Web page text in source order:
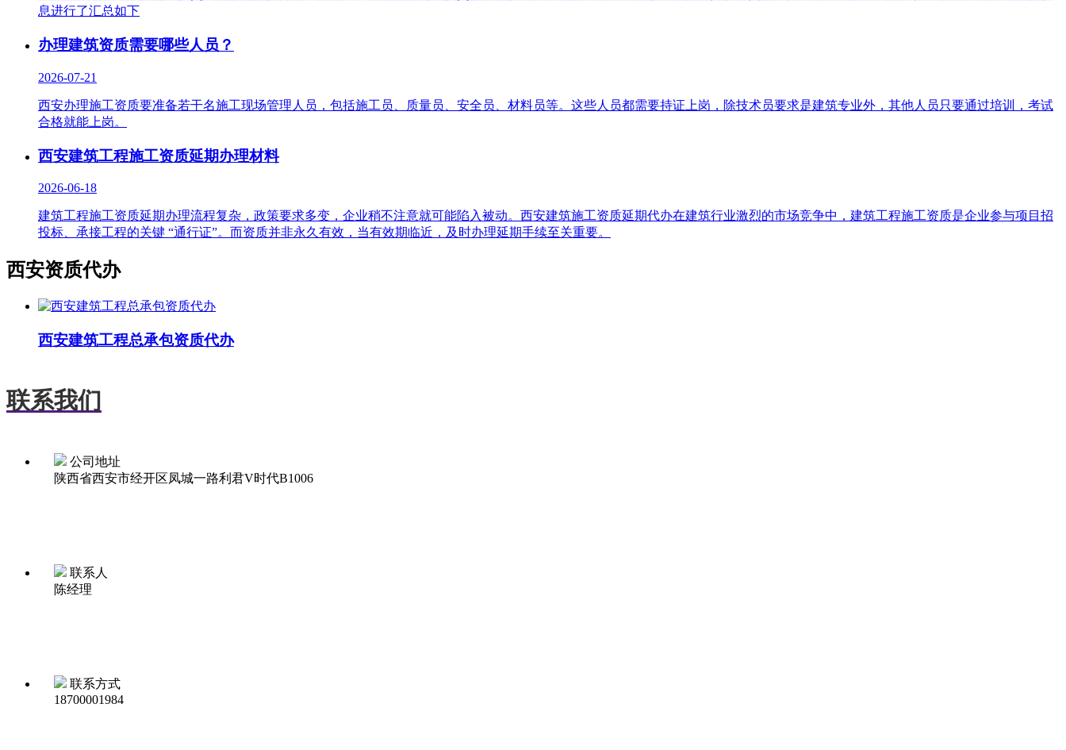
息进行了汇总如下
办理建筑资质需要哪些人员？
2026-07-21
西安办理施工资质要准备若干名施工现场管理人员，包括施工员、质量员、安全员、材料员等。这些人员都需要持证上岗，除技术员要求是建筑专业外，其他人员只要通过培训，考试
合格就能上岗。
西安建筑工程施工资质延期办理材料
2026-06-18
建筑工程施工资质延期办理流程复杂，政策要求多变，企业稍不注意就可能陷入被动。西安建筑施工资质延期代办在建筑行业激烈的市场竞争中，建筑工程施工资质是企业参与项目招
投标、承接工程的关键 “通行证”。而资质并非永久有效，当有效期临近，及时办理延期手续至关重要。
西安资质代办
西安建筑工程总承包资质代办
联系我们
公司地址
陕西省西安市经开区凤城一路利君V时代B1006
联系人
陈经理
联系方式
18700001984